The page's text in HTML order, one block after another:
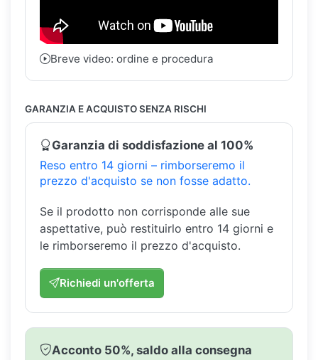
Breve video: ordine e procedura
GARANZIA E ACQUISTO SENZA RISCHI
Garanzia di soddisfazione al 100%
Reso entro 14 giorni – rimborseremo il
prezzo d'acquisto se non fosse adatto.
Se il prodotto non corrisponde alle sue
aspettative, può restituirlo entro 14 giorni e
le rimborseremo il prezzo d'acquisto.
Richiedi un'offerta
Acconto 50%, saldo alla consegna